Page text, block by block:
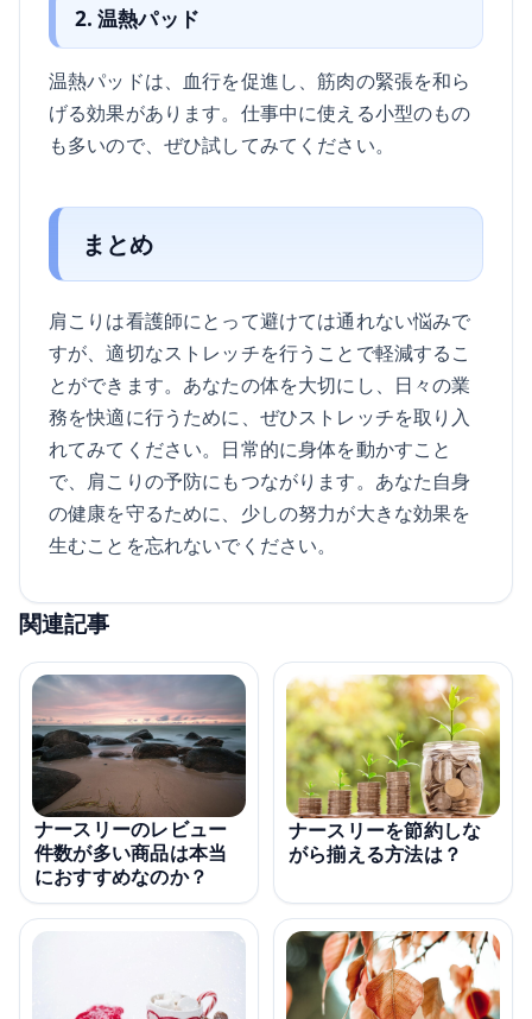
2. 温熱パッド
温熱パッドは、血行を促進し、筋肉の緊張を和ら
げる効果があります。仕事中に使える小型のもの
も多いので、ぜひ試してみてください。
まとめ
肩こりは看護師にとって避けては通れない悩みで
すが、適切なストレッチを行うことで軽減するこ
とができます。あなたの体を大切にし、日々の業
務を快適に行うために、ぜひストレッチを取り入
れてみてください。日常的に身体を動かすこと
で、肩こりの予防にもつながります。あなた自身
の健康を守るために、少しの努力が大きな効果を
生むことを忘れないでください。
関連記事
ナースリーのレビュー
件数が多い商品は本当
におすすめなのか？
ナースリーを節約しな
がら揃える方法は？